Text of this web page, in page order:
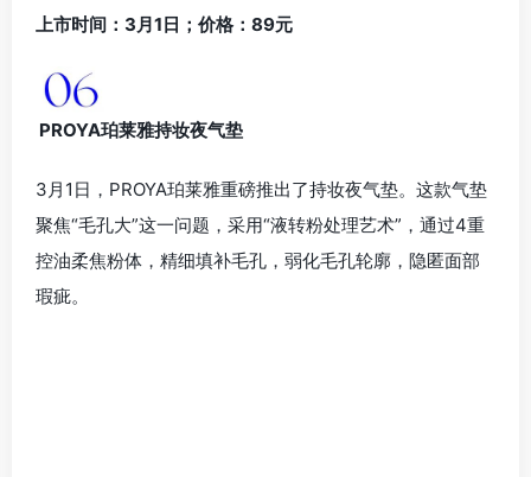
上市时间：3月1日；价格：89元
PROYA珀莱雅持妆夜气垫
3月1日，PROYA珀莱雅重磅推出了持妆夜气垫。这款气垫
聚焦“毛孔大”这一问题，采用“液转粉处理艺术”，通过4重
控油柔焦粉体，精细填补毛孔，弱化毛孔轮廓，隐匿面部
瑕疵。